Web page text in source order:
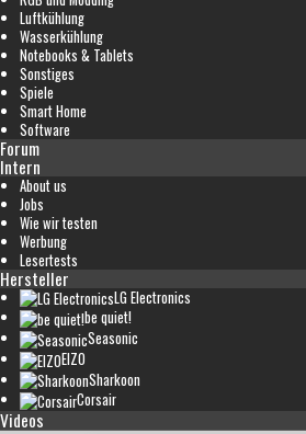
Luftkühlung
Wasserkühlung
Notebooks & Tablets
Sonstiges
Spiele
Smart Home
Software
Forum
Intern
About us
Jobs
Wie wir testen
Werbung
Lesertests
Hersteller
LG Electronics
be quiet!
Seasonic
EIZO
Sharkoon
Corsair
Videos